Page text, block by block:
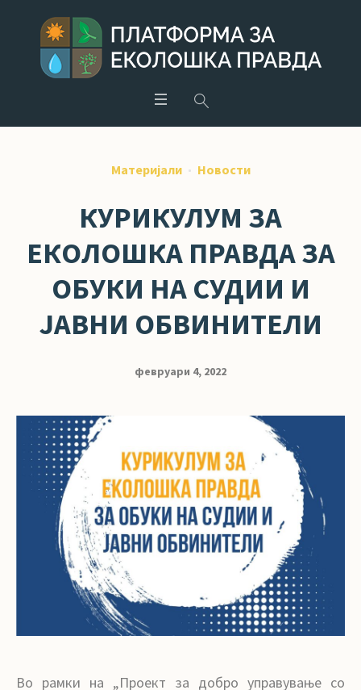
Материјали Новости
КУРИКУЛУМ ЗА
ЕКОЛОШКА ПРАВДА ЗА
ОБУКИ НА СУДИИ И
ЈАВНИ ОБВИНИТЕЛИ
февруари 4, 2022
Во рамки на „Проект за добро управување со